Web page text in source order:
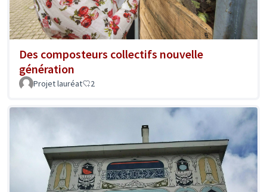
Des composteurs collectifs nouvelle
génération
Projet lauréat 2